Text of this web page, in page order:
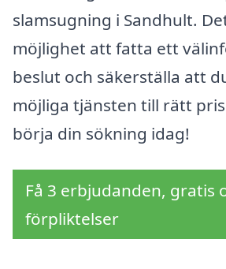
slamsugning i Sandhult.
möjlighet att fatta ett
beslut och säkerställa att
möjliga tjänsten till rätt
börja din sökning idag!
Få 3 erbjudanden, gratis
förpliktelser